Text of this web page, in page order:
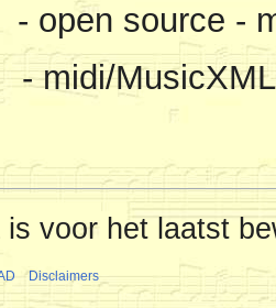
- open source -
- midi/MusicXML
is voor het laatst
Disclaimers